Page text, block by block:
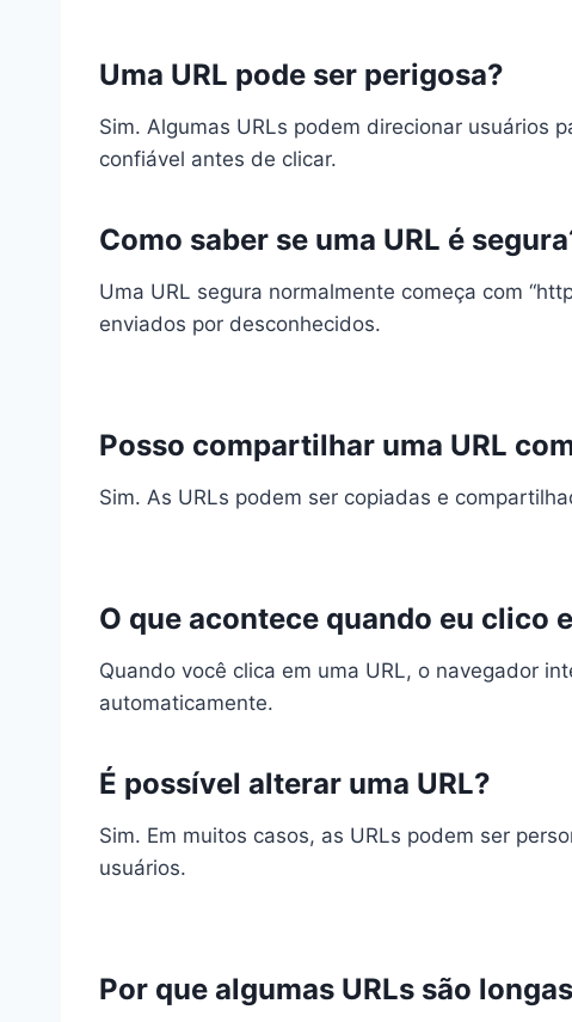
Uma URL pode ser perigosa?
Sim. Algumas URLs podem direcionar usuários
confiável antes de clicar.
Como saber se uma URL é
Uma URL segura normalmente começa com
enviados por desconhecidos.
Posso compartilhar uma URL
Sim. As URLs podem ser copiadas e
O que acontece quando eu clico
Quando você clica em uma URL, o navegador
automaticamente.
É possível alterar uma URL?
Sim. Em muitos casos, as URLs podem ser
usuários.
Por que algumas URLs são